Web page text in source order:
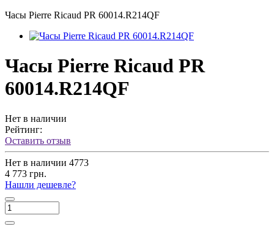
Часы Pierre Ricaud PR 60014.R214QF
Часы Pierre Ricaud PR
60014.R214QF
Нет в наличии
Рейтинг:
Оставить отзыв
Нет в наличии 4773
4 773 грн.
Нашли дешевле?